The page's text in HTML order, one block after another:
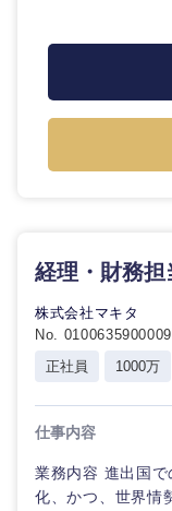
福岡県
長崎県
大分県
鹿児島県
経理・財務
株式会社マキタ
No.
正社員
1000万
仕事内容
業務内容 進出国
化、かつ、世界情